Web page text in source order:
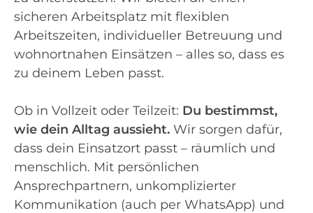
sicheren Arbeitsplatz mit flexiblen
Arbeitszeiten, individueller Betreuung und
wohnortnahen Einsätzen – alles so, dass es
zu deinem Leben passt.
Ob in Vollzeit oder Teilzeit: Du bestimmst,
wie dein Alltag aussieht. Wir sorgen dafür,
dass dein Einsatzort passt – räumlich und
menschlich. Mit persönlichen
Ansprechpartnern, unkomplizierter
Kommunikation (auch per WhatsApp) und